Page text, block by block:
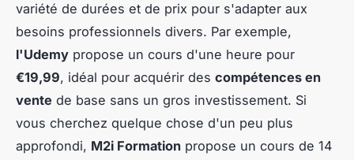
variété de durées et de prix pour s'adapter aux
besoins professionnels divers. Par exemple,
l'Udemy propose un cours d'une heure pour
€19,99, idéal pour acquérir des compétences en
vente de base sans un gros investissement. Si
vous cherchez quelque chose d'un peu plus
approfondi, M2i Formation propose un cours de 14